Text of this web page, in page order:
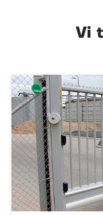
Vi